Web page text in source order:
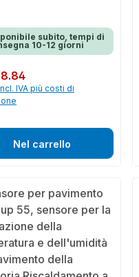
subito, tempi di
10-12 giorni
IVA più costi di
Nel carrello